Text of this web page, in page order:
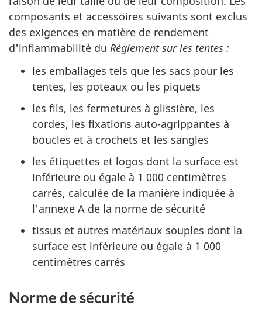
composants et accessoires suivants sont exclus
des exigences en matière de rendement
d'inflammabilité du Règlement sur les tentes :
les emballages tels que les sacs pour les
tentes, les poteaux ou les piquets
les fils, les fermetures à glissière, les
cordes, les fixations auto-agrippantes à
boucles et à crochets et les sangles
les étiquettes et logos dont la surface est
inférieure ou égale à 1 000 centimètres
carrés, calculée de la manière indiquée à
l'annexe A de la norme de sécurité
tissus et autres matériaux souples dont la
surface est inférieure ou égale à 1 000
centimètres carrés
Norme de sécurité